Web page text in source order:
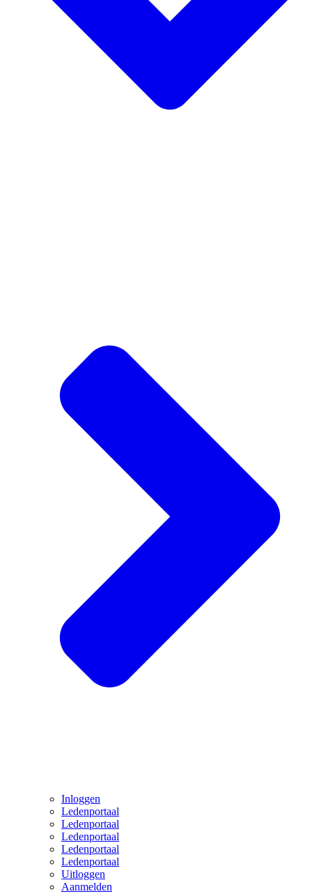
Inloggen
Ledenportaal
Ledenportaal
Ledenportaal
Ledenportaal
Ledenportaal
Uitloggen
Aanmelden